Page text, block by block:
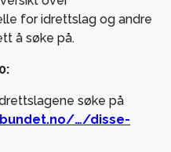
for idrettslag og andre
å søke på.
søke på
…/disse-